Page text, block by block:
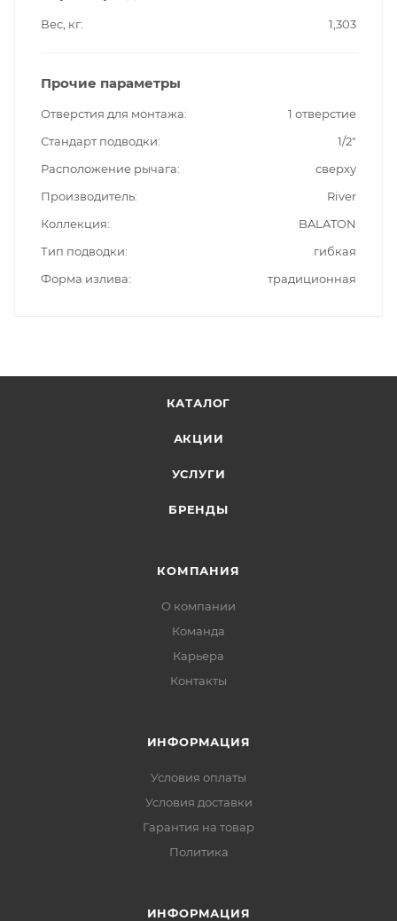
Вес, кг 1,303
Прочие параметры
Отверстия для монтажа
1 отверстие
Стандарт подводки
1/2"
Расположение рычага
сверху
Производитель
River
Коллекция
BALATON
Тип подводки
гибкая
Форма излива
традиционная
КАТАЛОГ
АКЦИИ
УСЛУГИ
БРЕНДЫ
КОМПАНИЯ
О компании
Команда
Карьера
Контакты
ИНФОРМАЦИЯ
Условия оплаты
Условия доставки
Гарантия на товар
Политика
ИНФОРМАЦИЯ